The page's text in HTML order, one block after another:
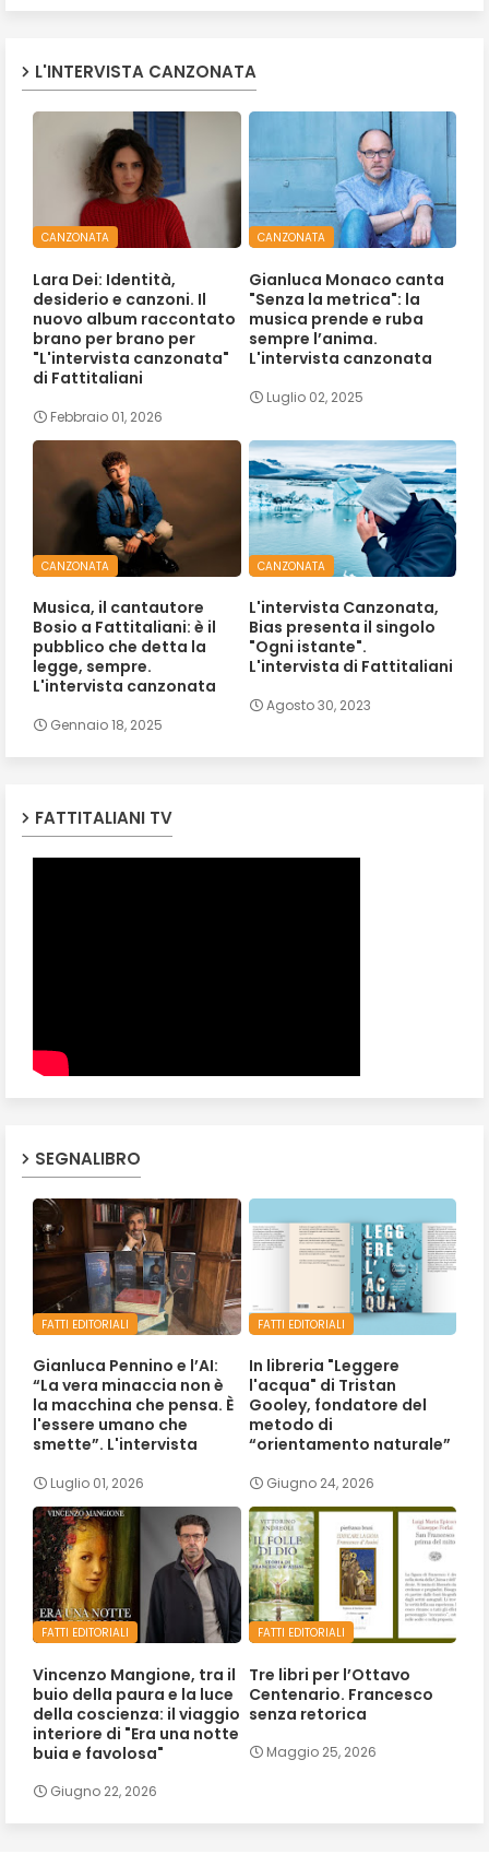
L'INTERVISTA CANZONATA
CANZONATA
Lara Dei: Identità,
desiderio e canzoni. Il
nuovo album raccontato
brano per brano per
"L'intervista canzonata"
di Fattitaliani
Febbraio 01, 2026
CANZONATA
Gianluca Monaco canta
"Senza la metrica": la
musica prende e ruba
sempre l’anima.
L'intervista canzonata
Luglio 02, 2025
CANZONATA
Musica, il cantautore
Bosio a Fattitaliani: è il
pubblico che detta la
legge, sempre.
L'intervista canzonata
Gennaio 18, 2025
CANZONATA
L'intervista Canzonata,
Bias presenta il singolo
"Ogni istante".
L'intervista di Fattitaliani
Agosto 30, 2023
FATTITALIANI TV
SEGNALIBRO
FATTI EDITORIALI
Gianluca Pennino e l’AI:
“La vera minaccia non è
la macchina che pensa. È
l'essere umano che
smette”. L'intervista
Luglio 01, 2026
FATTI EDITORIALI
In libreria "Leggere
l'acqua" di Tristan
Gooley, fondatore del
metodo di
“orientamento naturale”
Giugno 24, 2026
FATTI EDITORIALI
Vincenzo Mangione, tra il
buio della paura e la luce
della coscienza: il viaggio
interiore di "Era una notte
buia e favolosa"
Giugno 22, 2026
FATTI EDITORIALI
Tre libri per l’Ottavo
Centenario. Francesco
senza retorica
Maggio 25, 2026